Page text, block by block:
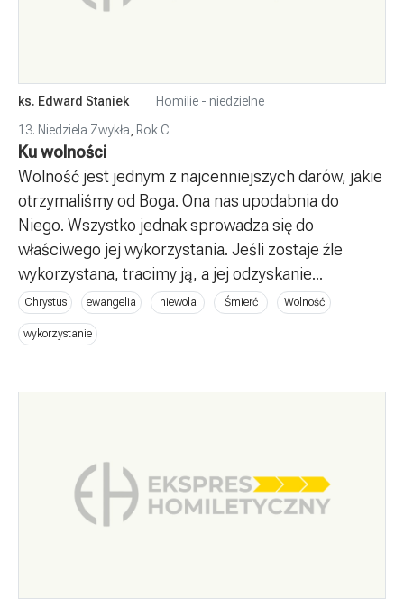
ks. Edward Staniek
Homilie - niedzielne
13. Niedziela Zwykła
Rok C
Ku wolności
Wolność jest jednym z najcenniejszych darów, jakie
otrzymaliśmy od Boga. Ona nas upodabnia do
Niego. Wszystko jednak sprowadza się do
właściwego jej wykorzystania. Jeśli zostaje źle
wykorzystana, tracimy ją, a jej odzyskanie...
Chrystus ewangelia niewola Śmierć Wolność
wykorzystanie